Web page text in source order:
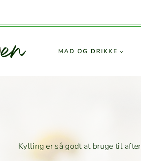
MAD OG DRIKKE
Kylling er så godt at bruge til